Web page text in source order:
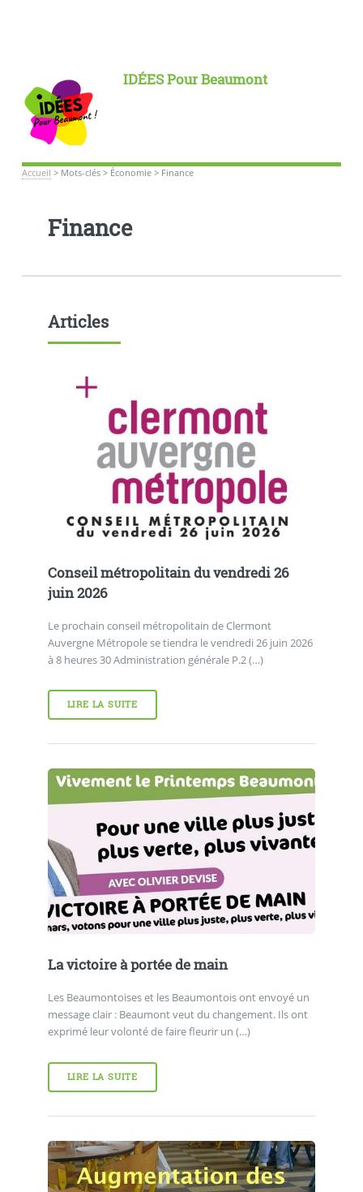
IDÉES Pour Beaumont
Accueil > Mots-clés> Économie> Finance
Finance
Articles
Conseil métropolitain du vendredi 26
juin 2026
Le prochain conseil métropolitain de Clermont
Auvergne Métropole se tiendra le vendredi 26 juin 2026
à 8 heures 30 Administration générale P.2 (…)
LIRE LA SUITE
La victoire à portée de main
Les Beaumontoises et les Beaumontois ont envoyé un
message clair : Beaumont veut du changement. Ils ont
exprimé leur volonté de faire fleurir un (…)
LIRE LA SUITE